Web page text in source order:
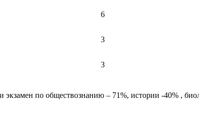
6
3
3
по обществознанию – 71%, истории -40% ,